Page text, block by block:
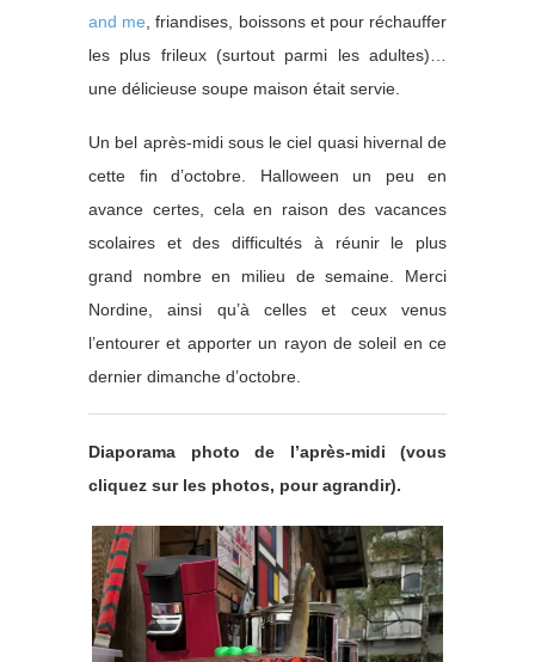
and me , friandises, boissons et pour réchauffer
les plus frileux (surtout parmi les adultes)…
une délicieuse soupe maison était servie.
Un bel après-midi sous le ciel quasi hivernal de
cette fin d’octobre. Halloween un peu en
avance certes, cela en raison des vacances
scolaires et des difficultés à réunir le plus
grand nombre en milieu de semaine. Merci
Nordine, ainsi qu’à celles et ceux venus
l’entourer et apporter un rayon de soleil en ce
dernier dimanche d’octobre.
Diaporama photo de l’après-midi (vous
cliquez sur les photos, pour agrandir).